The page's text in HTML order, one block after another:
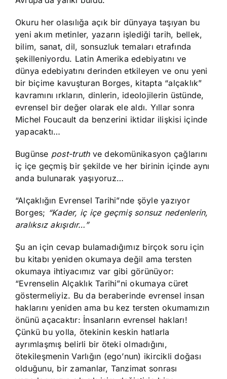
Okuru her olasılığa açık bir dünyaya taşıyan bu
yeni akım metinler, yazarın işlediği tarih, bellek,
bilim, sanat, dil, sonsuzluk temaları etrafında
şekilleniyordu. Latin Amerika edebiyatını ve
dünya edebiyatını derinden etkileyen ve onu yeni
bir biçime kavuşturan Borges, kitapta “alçaklık”
kavramını ırkların, dinlerin, ideolojilerin üstünde,
evrensel bir değer olarak ele aldı. Yıllar sonra
Michel Foucault da benzerini iktidar ilişkisi içinde
yapacaktı…
Bugünse post-truthve dekomünikasyon çağlarını
iç içe geçmiş bir şekilde ve her birinin içinde aynı
anda bulunarak yaşıyoruz…
“Alçaklığın Evrensel Tarihi”nde şöyle yazıyor
Borges; “Kader, iç içe geçmiş sonsuz nedenlerin,
aralıksız akışıdır…”
Şu an için cevap bulamadığımız birçok soru için
bu kitabı yeniden okumaya değil ama tersten
okumaya ihtiyacımız var gibi görünüyor:
“Evrenselin Alçaklık Tarihi”ni okumaya cüret
göstermeliyiz. Bu da beraberinde evrensel insan
haklarını yeniden ama bu kez tersten okumamızın
önünü açacaktır: İnsanların evrensel hakları!
Çünkü bu yolla, ötekinin keskin hatlarla
ayrımlaşmış belirli bir öteki olmadığını,
ötekileşmenin Varlığın (ego’nun) ikircikli doğası
olduğunu, bir zamanlar, Tanzimat sonrası